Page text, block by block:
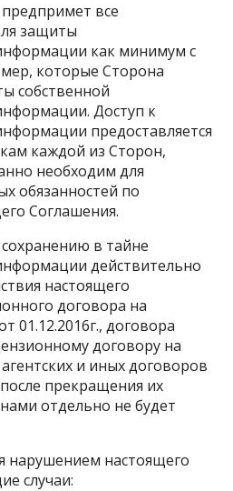
все
защиты
как минимум с
которые Сторона
собственной
Доступ к
предоставляется
каждой из Сторон,
необходим для
обязанностей по
Соглашения.
в тайне
действительно
настоящего
договора на
01.12.2016г., договора
договору на
и иных договоров
прекращения их
отдельно не будет
нарушением настоящего
случаи: